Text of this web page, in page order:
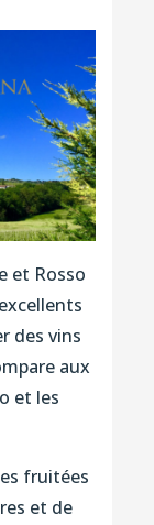
et Rosso
des vins
aux
et les
fruitées
et de